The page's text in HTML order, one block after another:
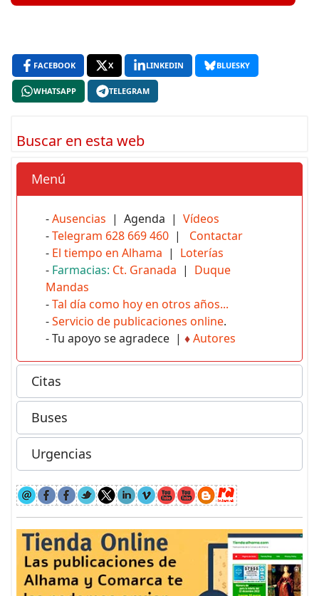
FACEBOOK X LINKEDIN BLUESKY
WHATSAPP TELEGRAM
Buscar en esta web
Menú
-Ausencias | Agenda | Vídeos
-Telegram 628 669 460 | Contactar
- El tiempo en Alhama | Loterías
- Farmacias: Ct. Granada | Duque
Mandas
-Tal día como hoy en otros años...
-Servicio de publicaciones online.
- Tu apoyo se agradece | ♦Autores
Citas
Buses
Urgencias